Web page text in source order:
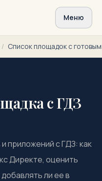
Меню
/ Список площадок с
с ГДЗ
приложений с ГДЗ: как
Директе, оценить
ли ее в